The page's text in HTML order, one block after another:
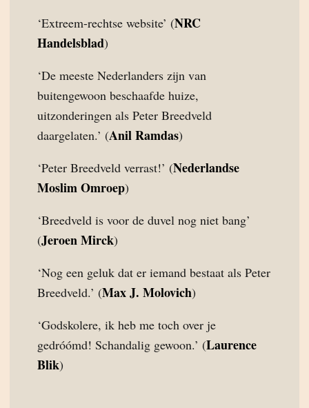
‘Extreem-rechtse website’ (NRC
Handelsblad)
‘De meeste Nederlanders zijn van
buitengewoon beschaafde huize,
uitzonderingen als Peter Breedveld
daargelaten.’ (Anil Ramdas)
‘Peter Breedveld verrast!’ (Nederlandse
Moslim Omroep)
‘Breedveld is voor de duvel nog niet bang’
(Jeroen Mirck)
‘Nog een geluk dat er iemand bestaat als Peter
Breedveld.’ (Max J. Molovich)
‘Godskolere, ik heb me toch over je
gedróómd! Schandalig gewoon.’ (Laurence
Blik)